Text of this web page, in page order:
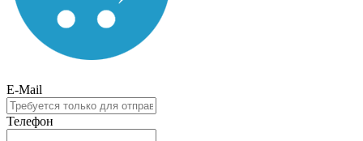
E-Mail
Телефон